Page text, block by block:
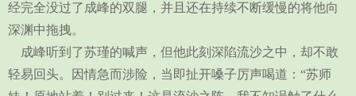
经完全没过了成峰的双腿，并且还在持续不断缓慢的将他向
深渊中拖拽。
成峰听到了苏瑾的喊声，但他此刻深陷流沙之中，却不敢
轻易回头。因情急而涉险，当即扯开嗓子厉声喝道：“苏师